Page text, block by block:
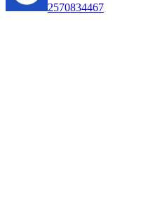
2570834467